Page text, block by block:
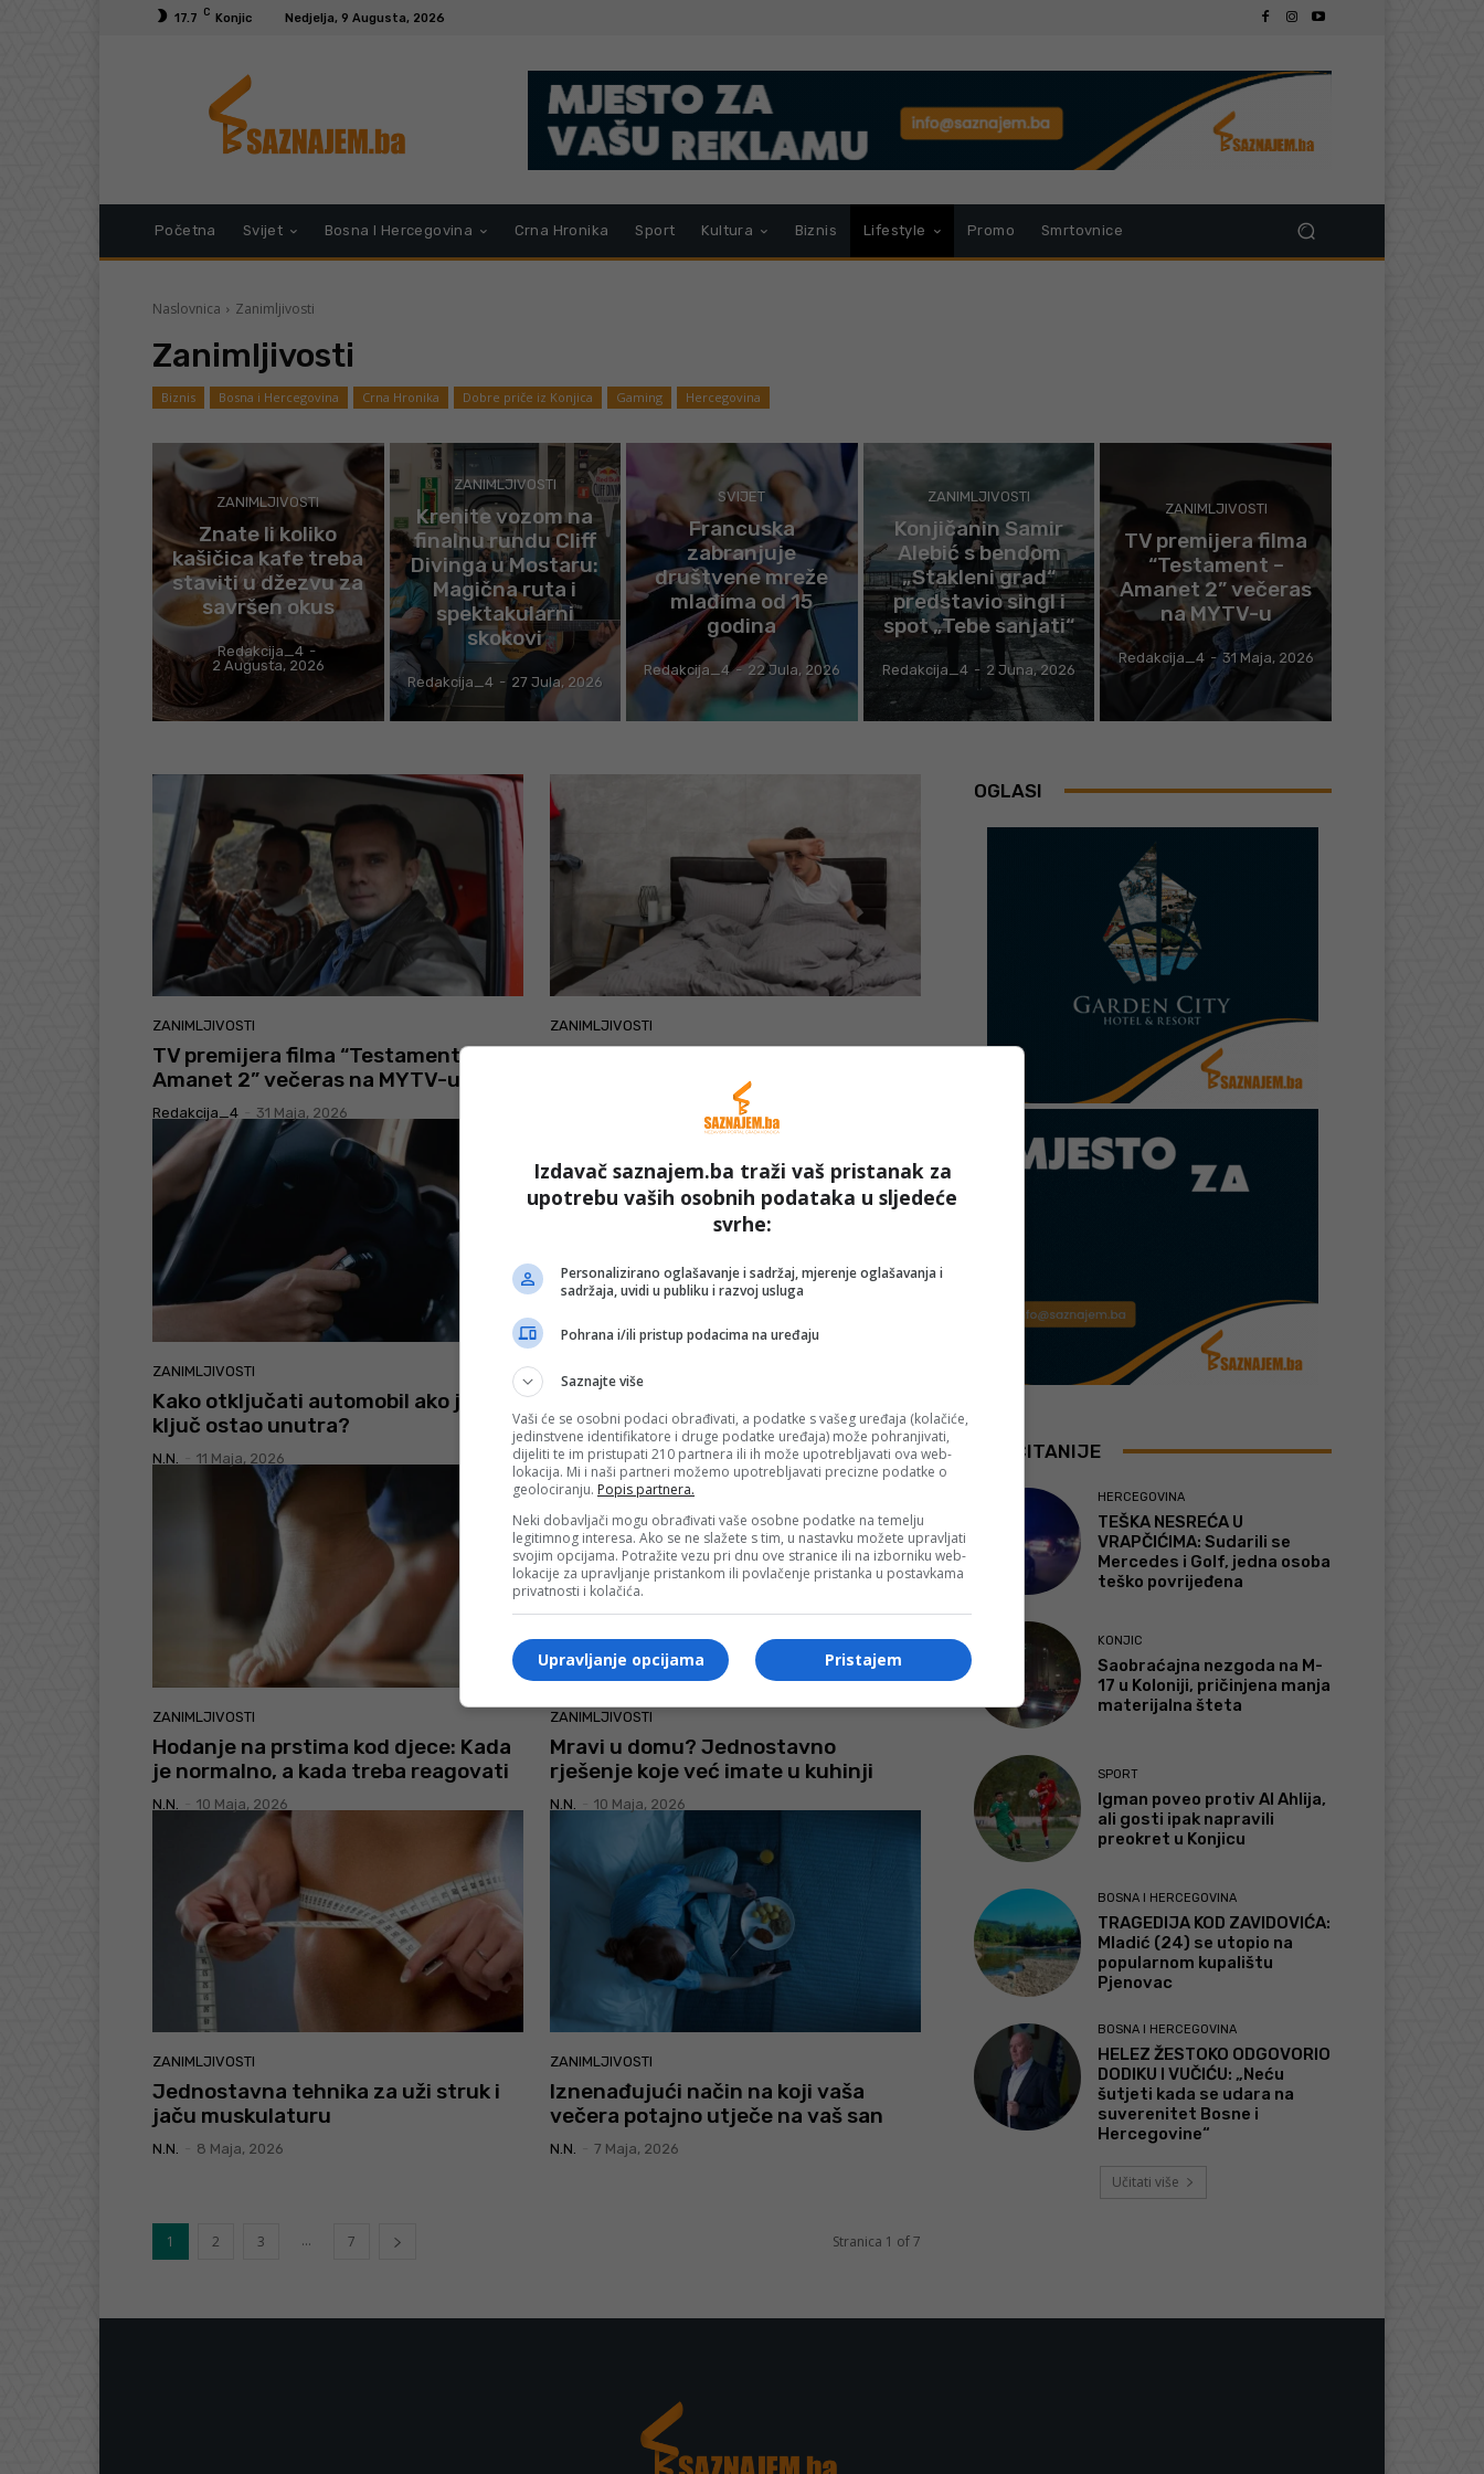
17.7 C Konjic Nedjelja, 9 Augusta, 2026
Početna Svijet Bosna I Hercegovina Crna Hronika Sport Kultura Biznis Lifestyle Promo Smrtovnice
Naslovnica Zanimljivosti
Zanimljivosti
Biznis Bosna i Hercegovina Crna Hronika Dobre priče iz Konjica Gaming Hercegovina
ZANIMLJIVOSTI
Znate li koliko
kašičica kafe treba
staviti u džezvu za
savršen okus
Redakcija_4 -
2 Augusta, 2026
ZANIMLJIVOSTI
Krenite vozom na
finalnu rundu Cliff
Divinga u Mostaru:
Magična ruta i
spektakularni
skokovi
Redakcija_4 - 27 Jula, 2026
SVIJET
Francuska
zabranjuje
društvene mreže
mlađima od 15
godina
Redakcija_4 - 22 Jula, 2026
ZANIMLJIVOSTI
Konjičanin Samir
Alebić s bendom
„Stakleni grad“
predstavio singl i
spot „Tebe sanjati“
Redakcija_4 - 2 Juna, 2026
ZANIMLJIVOSTI
TV premijera filma
“Testament –
Amanet 2” večeras
na MYTV-u
Redakcija_4 - 31 Maja, 2026
ZANIMLJIVOSTI
TV premijera filma “Testament –
Amanet 2” večeras na MYTV-u
Redakcija_4 31 Maja, 2026
ZANIMLJIVOSTI
Budite li se noću mokri od znoja?
Otkrijte šta vam tijelo želi poručiti
ZANIMLJIVOSTI
Kako otključati automobil ako je
ključ ostao unutra?
N.N. 11 Maja, 2026
Evo zašto je bebina glava topla
N.N. - 10 Maja, 2026
ZANIMLJIVOSTI
Hodanje na prstima kod djece: Kada
je normalno, a kada treba reagovati
N.N. 10 Maja, 2026
ZANIMLJIVOSTI
Mravi u domu? Jednostavno
rješenje koje već imate u kuhinji
N.N. 10 Maja, 2026
ZANIMLJIVOSTI
Jednostavna tehnika za uži struk i
jaču muskulaturu
N.N. 8 Maja, 2026
ZANIMLJIVOSTI
Iznenađujući način na koji vaša
večera potajno utječe na vaš san
N.N. 7 Maja, 2026
1 2 3 ... 7 Stranica 1 of 7
OGLASI
NAJČITANIJE
HERCEGOVINA
TEŠKA NESREĆA U
VRAPČIĆIMA: Sudarili se
Mercedes i Golf, jedna osoba
teško povrijeđena
KONJIC
Saobraćajna nezgoda na M-
17 u Koloniji, pričinjena manja
materijalna šteta
SPORT
Igman poveo protiv Al Ahlija,
ali gosti ipak napravili
preokret u Konjicu
BOSNA I HERCEGOVINA
TRAGEDIJA KOD ZAVIDOVIĆA:
Mladić (24) se utopio na
popularnom kupalištu
Pjenovac
BOSNA I HERCEGOVINA
HELEZ ŽESTOKO ODGOVORIO
DODIKU I VUČIĆU: „Neću
šutjeti kada se udara na
suverenitet Bosne i
Hercegovine“
Učitati više
Izdavač saznajem.ba traži vaš pristanak za
upotrebu vaših osobnih podataka u sljedeće
svrhe:
Personalizirano oglašavanje i sadržaj, mjerenje oglašavanja i
sadržaja, uvidi u publiku i razvoj usluga
Pohrana i/ili pristup podacima na uređaju
Saznajte više
Vaši će se osobni podaci obrađivati, a podatke s vašeg uređaja (kolačiće,
jedinstvene identifikatore i druge podatke uređaja) može pohranjivati,
dijeliti te im pristupati 210 partnera ili ih može upotrebljavati ova web-
lokacija. Mi i naši partneri možemo upotrebljavati precizne podatke o
geolociranju. Popis partnera.
Neki dobavljači mogu obrađivati vaše osobne podatke na temelju
legitimnog interesa. Ako se ne slažete s tim, u nastavku možete upravljati
svojim opcijama. Potražite vezu pri dnu ove stranice ili na izborniku web-
lokacije za upravljanje pristankom ili povlačenje pristanka u postavkama
privatnosti i kolačića.
Pristajem
Upravljanje opcijama